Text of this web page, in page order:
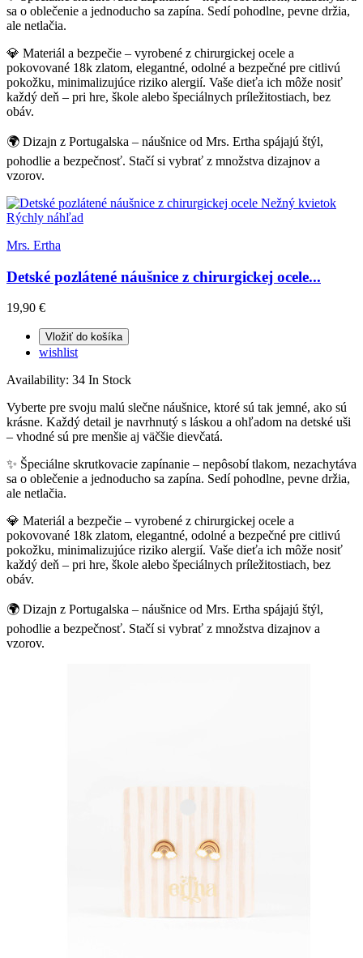
sa o oblečenie a jednoducho sa zapína. Sedí pohodlne, pevne držia,
ale netlačia.
💎 Materiál a bezpečie – vyrobené z chirurgickej ocele a
pokovované 18k zlatom, elegantné, odolné a bezpečné pre citlivú
pokožku, minimalizujúce riziko alergií. Vaše dieťa ich môže nosiť
každý deň – pri hre, škole alebo špeciálnych príležitostiach, bez
obáv.
🌍 Dizajn z Portugalska – náušnice od Mrs. Ertha spájajú štýl,
pohodlie a bezpečnosť. Stačí si vybrať z množstva dizajnov a
vzorov.
Rýchly náhľad
Mrs. Ertha
Detské pozlátené náušnice z chirurgickej ocele...
19,90 €
Vložiť do košíka
wishlist
Availability: 34 In Stock
Vyberte pre svoju malú slečne náušnice, ktoré sú tak jemné, ako sú
krásne. Každý detail je navrhnutý s láskou a ohľadom na detské uši
– vhodné sú pre menšie aj väčšie dievčatá.
✨ Špeciálne skrutkovacie zapínanie – nepôsobí tlakom, nezachytáva
sa o oblečenie a jednoducho sa zapína. Sedí pohodlne, pevne držia,
ale netlačia.
💎 Materiál a bezpečie – vyrobené z chirurgickej ocele a
pokovované 18k zlatom, elegantné, odolné a bezpečné pre citlivú
pokožku, minimalizujúce riziko alergií. Vaše dieťa ich môže nosiť
každý deň – pri hre, škole alebo špeciálnych príležitostiach, bez
obáv.
🌍 Dizajn z Portugalska – náušnice od Mrs. Ertha spájajú štýl,
pohodlie a bezpečnosť. Stačí si vybrať z množstva dizajnov a
vzorov.